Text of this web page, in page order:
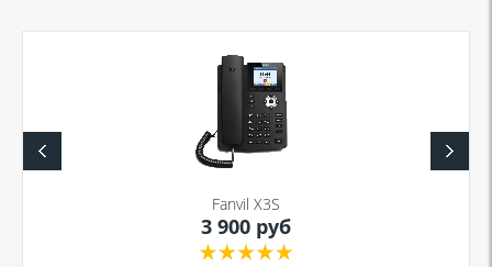
Fanvil X3S
3 900 руб